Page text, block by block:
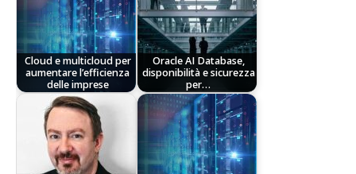
Cloud e multicloud per
aumentare l’efficienza
delle imprese
Oracle AI Database,
disponibilità e sicurezza
per…